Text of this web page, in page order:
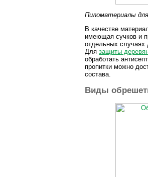
Пиломатериалы
В качестве
имеющая сучков и
отдельных случаях
Для защиты
обработать
пропитки можно
состава.
Виды